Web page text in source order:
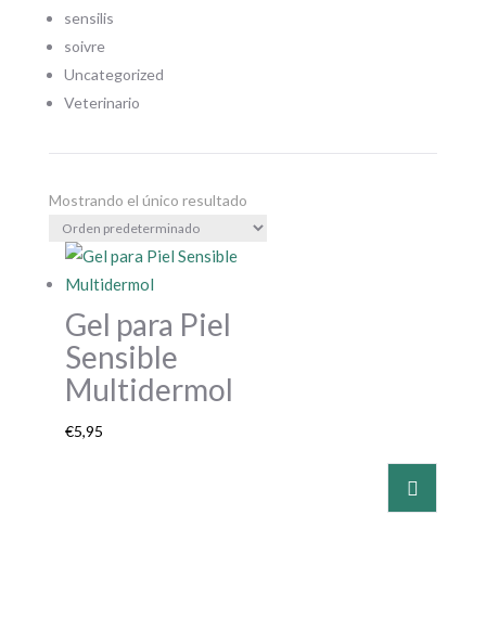
sensilis
soivre
Uncategorized
Veterinario
Mostrando el único resultado
Gel para Piel
Sensible
Multidermol
€5,95